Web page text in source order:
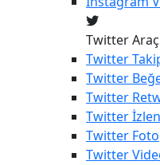
Twitter
Twitter
Twitter
Twitter
Twitter
Twitter
Twitter